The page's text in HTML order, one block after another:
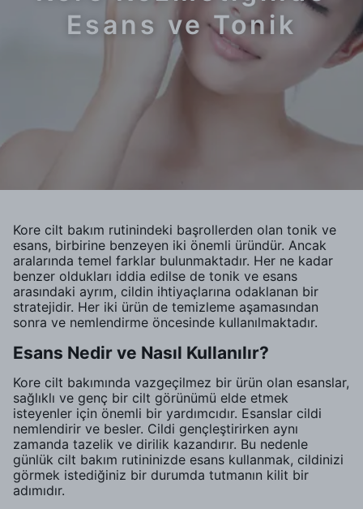
Esans ve Tonik
Kore cilt bakım rutinindeki başrollerden olan tonik ve
esans, birbirine benzeyen iki önemli üründür. Ancak
aralarında temel farklar bulunmaktadır. Her ne kadar
benzer oldukları iddia edilse de tonik ve esans
arasındaki ayrım, cildin ihtiyaçlarına odaklanan bir
stratejidir. Her iki ürün de temizleme aşamasından
sonra ve nemlendirme öncesinde kullanılmaktadır.
Esans Nedir ve Nasıl Kullanılır?
Kore cilt bakımında vazgeçilmez bir ürün olan esanslar,
sağlıklı ve genç bir cilt görünümü elde etmek
isteyenler için önemli bir yardımcıdır. Esanslar cildi
nemlendirir ve besler. Cildi gençleştirirken aynı
zamanda tazelik ve dirilik kazandırır. Bu nedenle
günlük cilt bakım rutininizde esans kullanmak, cildinizi
görmek istediğiniz bir durumda tutmanın kilit bir
adımıdır.